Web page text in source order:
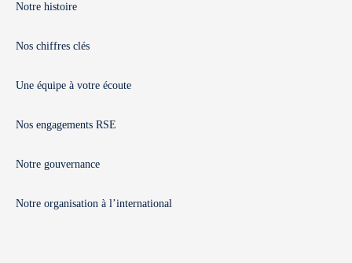
Notre histoire
Nos chiffres clés
Une équipe à votre écoute
Nos engagements RSE
Notre gouvernance
Notre organisation à l’international